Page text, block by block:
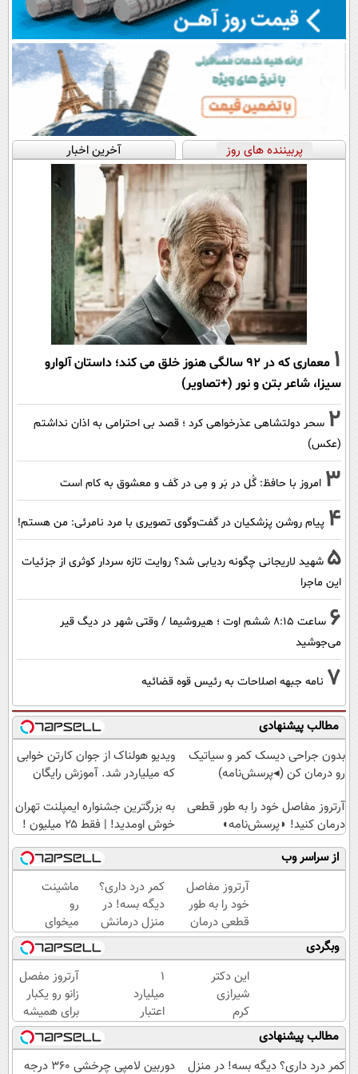
پربیننده های روز آخرین اخبار
1
معماری که در 92 سالگی هنوز خلق می کند؛ داستان آلوارو
سیزا، شاعر بتن و نور (+تصاویر)
2 سحر دولتشاهی عذرخواهی کرد ؛ قصد بی احترامی به اذان نداشتم
(عکس)
3 امروز با حافظ: گُل در بَر و مِی در کَف و معشوق به کام است
4 پیام روشن پزشکیان در گفت‌و‌گوی تصویری با مرد نامرئی: من هستم!
5 شهید لاریجانی چگونه ردیابی شد؟ روایت تازه سردار کوثری از جزئیات
این ماجرا
6
ساعت ۸:۱۵ ششم اوت ؛ هیروشیما / وقتی شهر در دیگ قیر
می‌جوشید
7 نامه جبهه اصلاحات به رئیس قوه قضائیه
مطالب پیشنهادی
بدون جراحی دیسک کمر و سیاتیک
رو درمان کن (◂پرسش‌نامه)
ویدیو هولناک از جوان کارتن خوابی
که میلیاردر شد. آموزش رایگان
آرتروز مفاصل خود را به طور قطعی
درمان کنید! ◗پرسش‌نامه◖
به بزرگترین جشنواره ایمپلنت تهران
خوش اومدید! | فقط ۲۵ میلیون !
از سراسر وب
آرتروز مفاصل
خود را به طور
قطعی درمان
کنید!
◗پرسش‌نامه◖
کمر درد داری؟
دیگه بسه! در
منزل درمانش
کن
(◀پرسش‌نامه)
ماشینت
رو
میخوای
بفروشی؟
اینجا یک
روزه
برات
میفروشه
وبگردی
این دکتر
شیرازی
کرم
ترمیم
زخم
ایرانی را
۱
میلیارد
اعتبار
خرید
طلا |
بدون
آرتروز مفصل
زانو رو یکبار
برای همیشه
درمان کن!
◗پرسش‌نامه◖
مطالب پیشنهادی
کمر درد داری؟ دیگه بسه! در منزل
دوربین لامپی چرخشی 360 درجه